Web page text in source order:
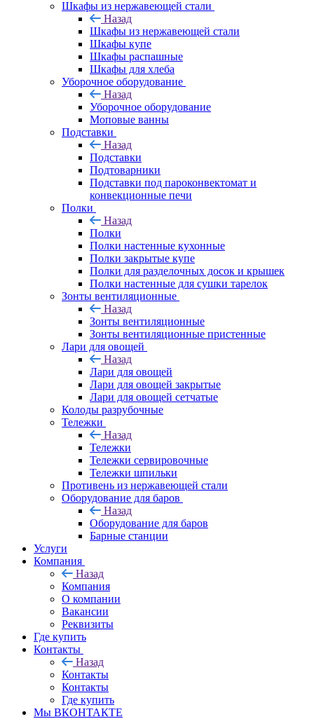
Шкафы из нержавеющей стали
Назад
Шкафы из нержавеющей стали
Шкафы купе
Шкафы распашные
Шкафы для хлеба
Уборочное оборудование
Назад
Уборочное оборудование
Моповые ванны
Подставки
Назад
Подставки
Подтоварники
Подставки под пароконвектомат и
конвекционные печи
Полки
Назад
Полки
Полки настенные кухонные
Полки закрытые купе
Полки для разделочных досок и крышек
Полки настенные для сушки тарелок
Зонты вентиляционные
Назад
Зонты вентиляционные
Зонты вентиляционные пристенные
Лари для овощей
Назад
Лари для овощей
Лари для овощей закрытые
Лари для овощей сетчатые
Колоды разрубочные
Тележки
Назад
Тележки
Тележки сервировочные
Тележки шпильки
Противень из нержавеющей стали
Оборудование для баров
Назад
Оборудование для баров
Барные станции
Услуги
Компания
Назад
Компания
О компании
Вакансии
Реквизиты
Где купить
Контакты
Назад
Контакты
Контакты
Где купить
Мы ВКОНТАКТЕ